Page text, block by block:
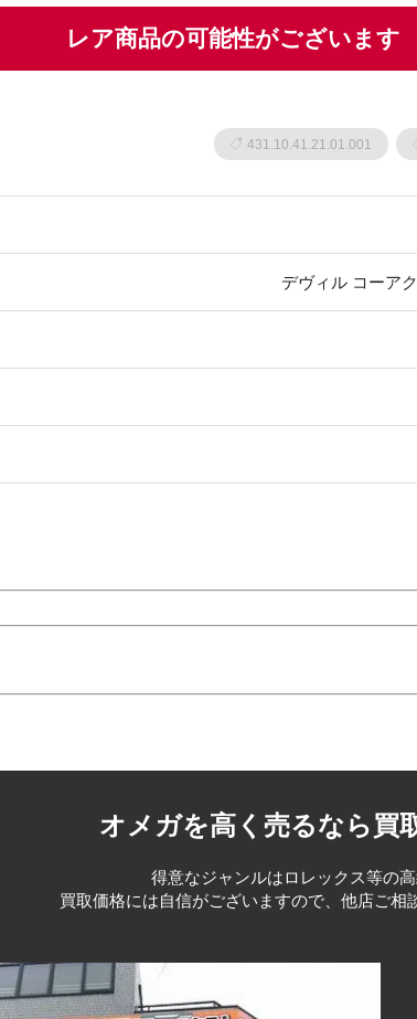
レア商品の可能性がございま
431.10.41.21.01.001
デヴィル コーア
オメガを高く売るなら買
得意なジャンルはロレックス等の
買取価格には自信がございますので、他店ご